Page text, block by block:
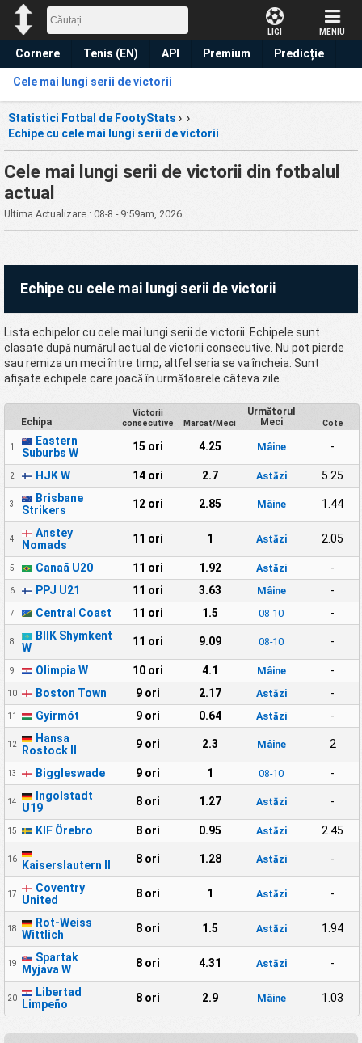
LIGI MENIU
Cornere Tenis (EN) API Premium Predicție
Cele mai lungi serii de victorii
Statistici Fotbal de FootyStats › ›
Echipe cu cele mai lungi serii de victorii
Cele mai lungi serii de victorii din fotbalul
actual
Ultima Actualizare : 08-8 - 9:59am, 2026
Echipe cu cele mai lungi serii de victorii
Lista echipelor cu cele mai lungi serii de victorii. Echipele sunt
clasate după numărul actual de victorii consecutive. Nu pot pierde
sau remiza un meci între timp, altfel seria se va încheia. Sunt
afișate echipele care joacă în următoarele câteva zile.
Echipa
Victorii
consecutive
Marcat/Meci
Următorul
Meci
Cote
1
Eastern
Suburbs W
15 ori 4.25 Mâine -
2 HJK W 14 ori 2.7 Astăzi 5.25
3
Brisbane
Strikers
12 ori 2.85 Mâine 1.44
4
Anstey
Nomads
11 ori 1 Astăzi 2.05
5 Canaã U20 11 ori 1.92 Astăzi -
6 PPJ U21 11 ori 3.63 Mâine -
7 Central Coast 11 ori 1.5 08-10 -
8
BIIK Shymkent
W
11 ori 9.09 08-10 -
9 Olimpia W 10 ori 4.1 Mâine -
10 Boston Town 9 ori 2.17 Astăzi -
11 Gyirmót 9 ori 0.64 Astăzi -
12
Hansa
Rostock II
9 ori 2.3 Mâine 2
13 Biggleswade 9 ori 1 08-10 -
14
Ingolstadt
U19
8 ori 1.27 Astăzi -
15 KIF Örebro 8 ori 0.95 Astăzi 2.45
16 Kaiserslautern II 8 ori 1.28 Astăzi -
17
Coventry
United
8 ori 1 Astăzi -
18
Rot-Weiss
Wittlich
8 ori 1.5 Astăzi 1.94
19
Spartak
Myjava W
8 ori 4.31 Astăzi -
20
Libertad
Limpeño
8 ori 2.9 Mâine 1.03